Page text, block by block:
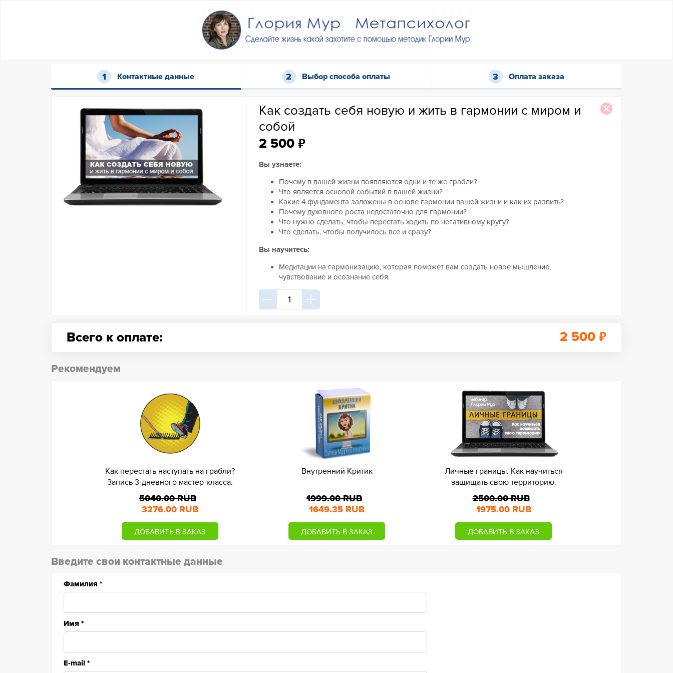
Контактные данные Выбор способа оплаты Оплата заказа
Как создать себя новую и жить в гармонии с миром и
собой
2 500₽
Вы узнаете:
Почему в вашей жизни появляются одни и те же грабли?
Что является основой событий в вашей жизни?
Какие 4 фундамента заложены в основе гармонии вашей жизни и как их развить?
Почему духовного роста недостаточно для гармонии?
Что нужно сделать, чтобы перестать ходить по негативному кругу?
Что сделать, чтобы получилось все и сразу?
Вы научитесь:
Медитации на гармонизацию, которая поможет вам создать новое мышление,
чувствование и осознание себя.
Всего к оплате: 2 500 ₽
Рекомендуем
Как перестать наступать на грабли?
Запись 3-дневного мастер-класса.
5040.00 RUB
3276.00 RUB
ДОБАВИТЬ В ЗАКАЗ
Внутренний Критик
1999.00 RUB
1649.35 RUB
ДОБАВИТЬ В ЗАКАЗ
Личные границы. Как научиться
защищать свою территорию.
2500.00 RUB
1975.00 RUB
ДОБАВИТЬ В ЗАКАЗ
Введите свои контактные данные
Фамилия *
Имя *
E-mail *